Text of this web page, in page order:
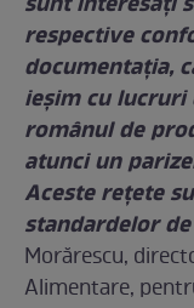
respective
documentația,
ieșim cu lucruri
românul de
atunci un
Aceste rețete
standardelor
Morărescu,
Alimentare,